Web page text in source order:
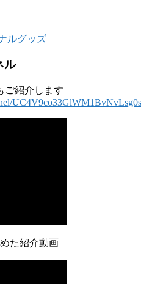
ルグッズ
ル
ご紹介します
た紹介動画